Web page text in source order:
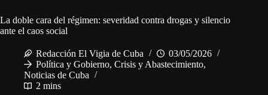
La doble cara del régimen: severidad contra drogas y silencio
ante el caos social
Redacción El Vigia de Cuba
03/05/2026
Política y Gobierno, Crisis y Abastecimiento,
Noticias de Cuba
2 mins